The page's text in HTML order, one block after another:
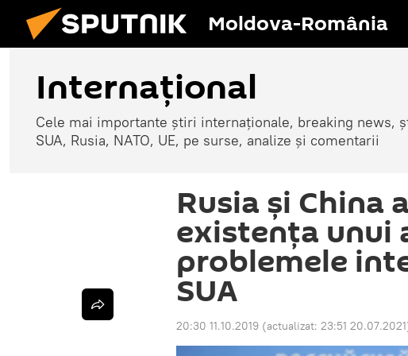
Moldova-România
Internaţional
Cele mai importante știri internaționale, breaking news,
SUA, Rusia, NATO, UE, pe surse, analize și comentarii
Rusia și China
existența unui
problemele
SUA
20:30 11.10.2019 (actualizat: 23:51 20.07.2021